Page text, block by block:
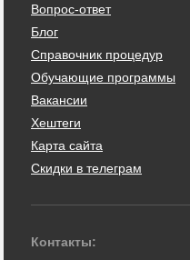
Вопрос-ответ
Блог
Справочник процедур
Обучающие программы
Вакансии
Хештеги
Карта сайта
Скидки в телеграм
Контакты: